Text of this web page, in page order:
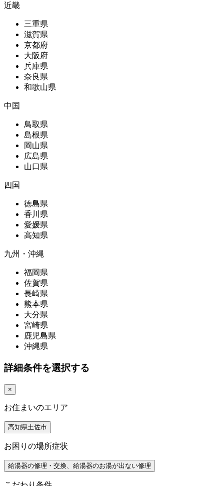
近畿
三重県
滋賀県
京都府
大阪府
兵庫県
奈良県
和歌山県
中国
鳥取県
島根県
岡山県
広島県
山口県
四国
徳島県
香川県
愛媛県
高知県
九州・沖縄
福岡県
佐賀県
長崎県
熊本県
大分県
宮崎県
鹿児島県
沖縄県
詳細条件を選択する
×
お住まいのエリア
高知県土佐市
お困りの場所症状
給湯器の修理・交換、給湯器のお湯が出ない修理